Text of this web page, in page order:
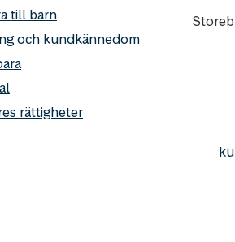
till barn
och kundkännedom
rättigheter